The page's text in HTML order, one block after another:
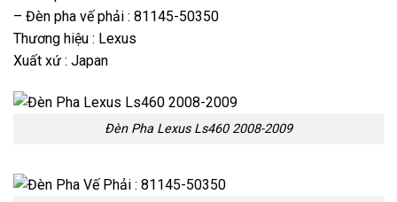
– Đèn pha vế phải : 81145-50350
Thương hiệu : Lexus
Xuất xứ : Japan
Đèn Pha Lexus Ls460 2008-2009